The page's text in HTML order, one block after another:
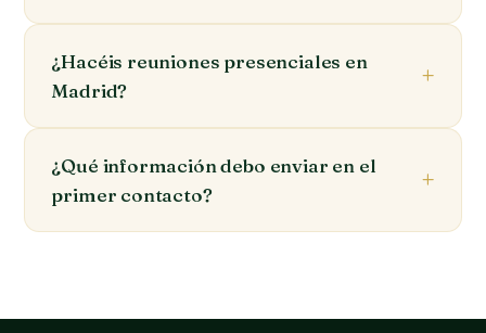
¿Hacéis reuniones presenciales en
Madrid?
¿Qué información debo enviar en el
primer contacto?